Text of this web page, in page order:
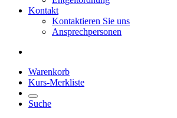
Kontakt
Kontaktieren Sie uns
Ansprechpersonen
Warenkorb
Kurs-Merkliste
Suche